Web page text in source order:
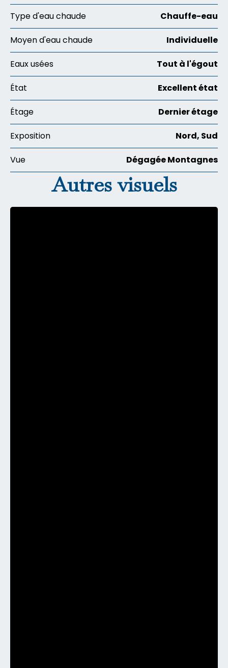
Type d'eau chaude Chauffe-eau
Moyen d'eau chaude Individuelle
Eaux usées Tout à l'égout
État Excellent état
Étage Dernier étage
Exposition Nord, Sud
Vue Dégagée Montagnes
Autres visuels